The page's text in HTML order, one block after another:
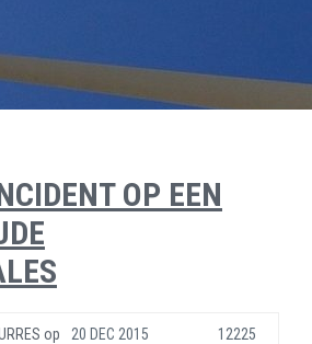
OP EEN
op 20 DEC 2015
12225